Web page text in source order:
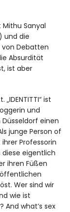
Mithu Sanyal
und die
von Debatten
Absurdität
ist aber
ist
und
einen
junge Person of
Professorin
diese eigentlich
ihren Füßen
Wer sind wir
wie ist
And what’s sex